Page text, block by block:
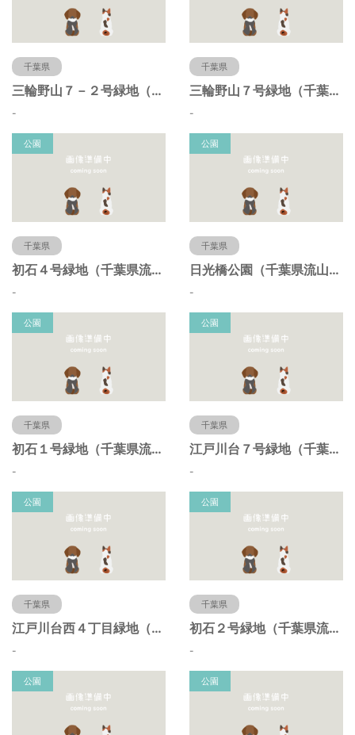
千葉県
三輪野山７－２号緑地（千葉県流山市）
-
千葉県
三輪野山７号緑地（千葉県流山市）
-
公園
千葉県
初石４号緑地（千葉県流山市）
-
公園
千葉県
日光橋公園（千葉県流山市）
-
公園
千葉県
初石１号緑地（千葉県流山市）
-
公園
千葉県
江戸川台７号緑地（千葉県流山市）
-
公園
千葉県
江戸川台西４丁目緑地（千葉県流山市）
-
公園
千葉県
初石２号緑地（千葉県流山市）
-
公園 公園